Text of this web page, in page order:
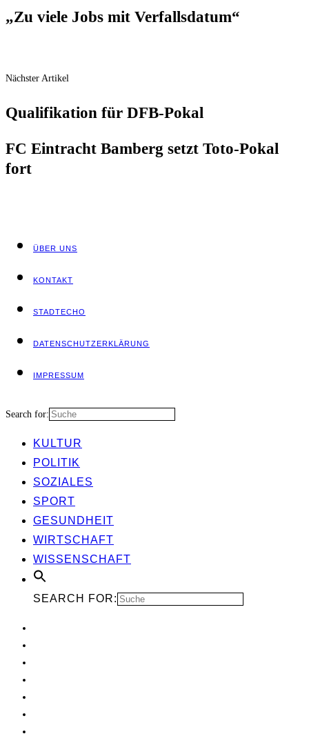
„Zu vie­le Jobs mit Verfallsdatum“
Nächster Artikel
Qua­li­fi­ka­ti­on für DFB-Pokal
FC Ein­tracht Bam­berg setzt Toto-Pokal
fort
ÜBER UNS
KON­TAKT
STADT­ECHO
DATEN­SCHUTZ­ER­KLÄ­RUNG
IMPRES­SUM
Search for:
KUL­TUR
POLI­TIK
SOZIA­LES
SPORT
GESUND­HEIT
WIRT­SCHAFT
WIS­SEN­SCHAFT
SEARCH FOR: